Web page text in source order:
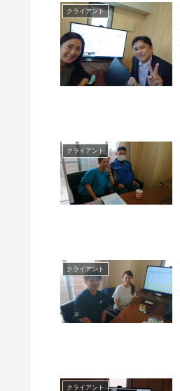
クライアント
クライアント
クライアント
クライアント